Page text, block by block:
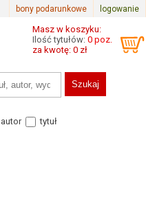
logowanie
bony podarunkowe
Masz w koszyku:
Ilość tytułów: 0 poz.
za kwotę: 0 zł
autor tytuł